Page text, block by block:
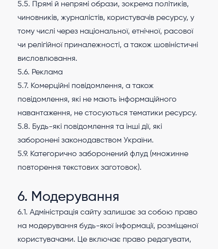
5.5. Прямі й непрямі образи, зокрема політиків,
чиновників, журналістів, користувачів ресурсу, у
тому числі через національної, етнічної, расової
чи релігійної приналежності, а також шовіністичні
висловлювання.
5.6. Реклама
5.7. Комерційні повідомлення, а також
повідомлення, які не мають інформаційного
навантаження, не стосуються тематики ресурсу.
5.8. Будь-які повідомлення та інші дії, які
заборонені законодавством України.
5.9. Категорично заборонений флуд (множинне
повторення текстових заготовок).
6. Модеpування
6.1. Адміністрація сайту залишає за собою право
на модерування будь-якої інформації, розміщеної
користувачами. Це включає право редагувати,